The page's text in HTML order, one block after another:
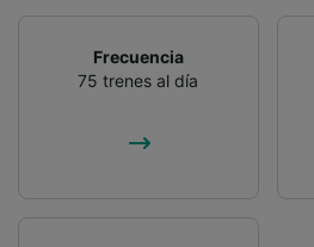
Frecuencia
75 trenes al día